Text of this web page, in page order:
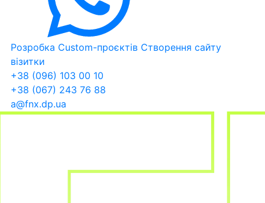
Розробка Custom-проєктів Створення сайту
візитки
+38 (096) 103 00 10
+38 (067) 243 76 88
a@fnx.dp.ua